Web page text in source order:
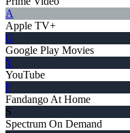
A
Apple TV+
G
Google Play Movies
Y
YouTube
F
Fandango At Home
S
Spectrum On Demand